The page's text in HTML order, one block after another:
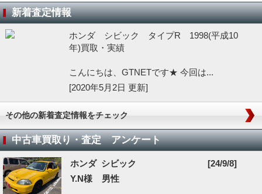
新着査定情報
ホンダ シビック タイプR 1998(平成10
年)買取・実績
こんにちは、GTNETです★ 今回は...
[2020年5月2日 更新]
その他の新着査定情報をチェック
中古車買取り・査定 アンケート
ホンダ シビック
[24/9/8]
Y.N様 男性